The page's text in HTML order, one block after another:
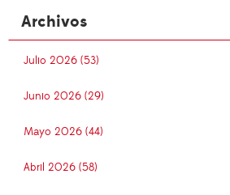
Archivos
Julio 2026 (53)
Junio 2026 (29)
Mayo 2026 (44)
Abril 2026 (58)